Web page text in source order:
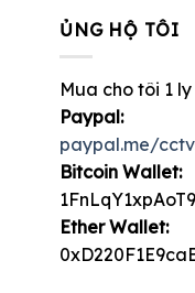
ỦNG HỘ TÔI
Mua cho tôi 1
Paypal:
paypal.me/
Bitcoin Wallet:
Ether Wallet: